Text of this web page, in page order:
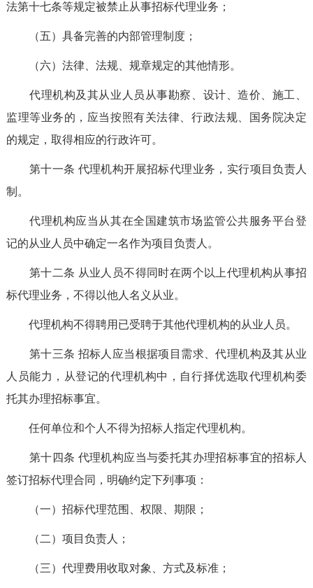
法第十七条等规定被禁止从事招标代理业务；
（五）具备完善的内部管理制度；
（六）法律、法规、规章规定的其他情形。
代理机构及其从业人员从事勘察、设计、造价、施工、
监理等业务的，应当按照有关法律、行政法规、国务院决定
的规定，取得相应的行政许可。
第十一条 代理机构开展招标代理业务，实行项目负责人
制。
代理机构应当从其在全国建筑市场监管公共服务平台登
记的从业人员中确定一名作为项目负责人。
第十二条 从业人员不得同时在两个以上代理机构从事招
标代理业务，不得以他人名义从业。
代理机构不得聘用已受聘于其他代理机构的从业人员。
第十三条 招标人应当根据项目需求、代理机构及其从业
人员能力，从登记的代理机构中，自行择优选取代理机构委
托其办理招标事宜。
任何单位和个人不得为招标人指定代理机构。
第十四条 代理机构应当与委托其办理招标事宜的招标人
签订招标代理合同，明确约定下列事项：
（一）招标代理范围、权限、期限；
（二）项目负责人；
（三）代理费用收取对象、方式及标准；